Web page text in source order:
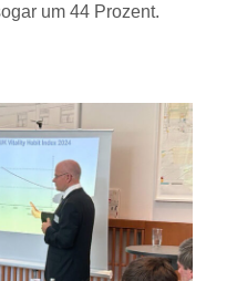
um 44 Prozent.